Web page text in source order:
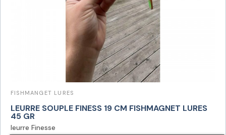
FISHMANGET LURES
LEURRE SOUPLE FINESS 19 CM FISHMAGNET LURES
45 GR
leurre Finesse